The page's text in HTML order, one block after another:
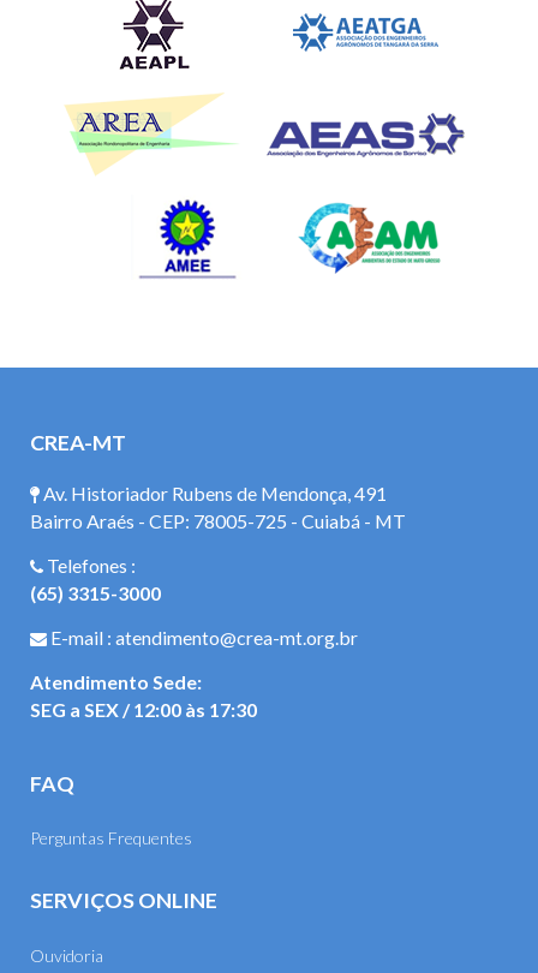
CREA-MT
Av. Historiador Rubens de Mendonça, 491
Bairro Araés - CEP: 78005-725 - Cuiabá - MT
Telefones :
(65) 3315-3000
E-mail : atendimento@crea-mt.org.br
Atendimento Sede:
SEG a SEX / 12:00 às 17:30
FAQ
Perguntas Frequentes
SERVIÇOS ONLINE
Ouvidoria